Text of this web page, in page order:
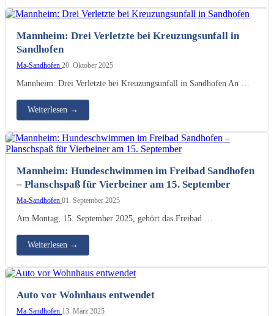
Mannheim: Drei Verletzte bei Kreuzungsunfall in
Sandhofen
Ma-Sandhofen 20. Oktober 2025
Mannheim: Drei Verletzte bei Kreuzungsunfall in Sandhofen An …
Weiterlesen →
Mannheim: Hundeschwimmen im Freibad Sandhofen
– Planschspaß für Vierbeiner am 15. September
Ma-Sandhofen 01. September 2025
Am Montag, 15. September 2025, gehört das Freibad …
Weiterlesen →
Auto vor Wohnhaus entwendet
Ma-Sandhofen 13. März 2025